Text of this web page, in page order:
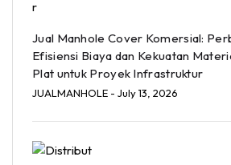
Jual Manhole Cover Komersial:
Efisiensi Biaya dan Kekuatan
Plat untuk Proyek Infrastruktur
JUALMANHOLE - July 13, 2026